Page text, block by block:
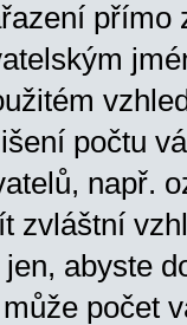
přímo
počtu
např.
zvláštní
abyste
počet